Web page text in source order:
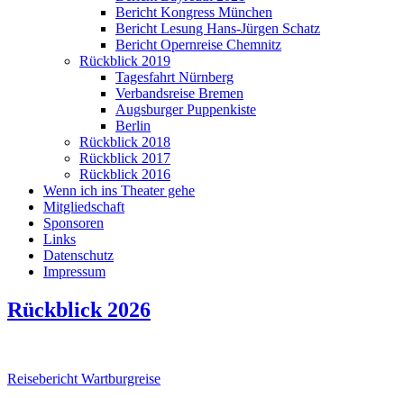
Bericht Kongress München
Bericht Lesung Hans-Jürgen Schatz
Bericht Opernreise Chemnitz
Rückblick 2019
Tagesfahrt Nürnberg
Verbandsreise Bremen
Augsburger Puppenkiste
Berlin
Rückblick 2018
Rückblick 2017
Rückblick 2016
Wenn ich ins Theater gehe
Mitgliedschaft
Sponsoren
Links
Datenschutz
Impressum
Rückblick 2026
Reisebericht Wartburgreise